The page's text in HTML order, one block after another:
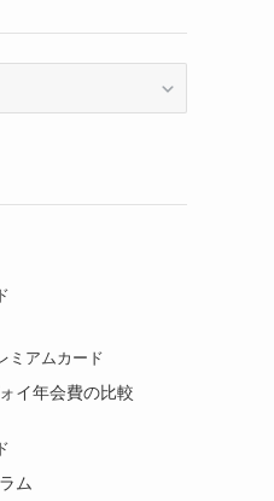
ミアムカード
イ年会費の比較
ム